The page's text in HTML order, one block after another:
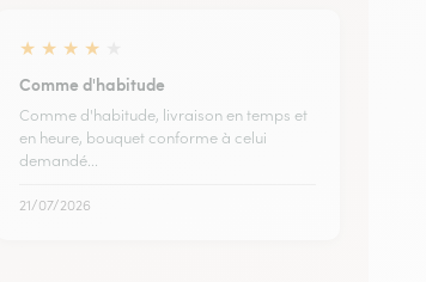
★ ★ ★ ★
Comme d'habitude
Comme d'habitude, livraison en temps et
en heure, bouquet conforme à celui
demandé...
21/07/2026